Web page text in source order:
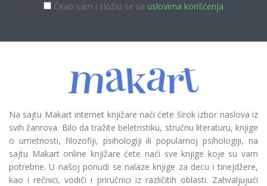
Čitao sam i složio se sa uslovima korišćenja
Na sajtu Makart internet knjižare naći ćete širok izbor naslova iz
svih žanrova. Bilo da tražite beletristiku, stručnu literaturu, knjige
o umetnosti, filozofiji, psihologiji ili popularnoj psihologiji, na
sajtu Makart online knjižare ćete naći sve knjige koje su vam
potrebne. U našoj ponudi se nalaze knjige za decu i tinejdžere,
kao i rečnici, vodiči i priručnici iz različitih oblasti. Zahvaljujući